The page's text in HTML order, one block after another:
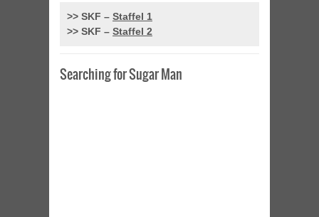
>> SKF – Staffel 1
>> SKF – Staffel 2
Searching for Sugar Man